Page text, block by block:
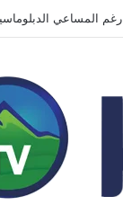
المسيّرات الأوكرانية